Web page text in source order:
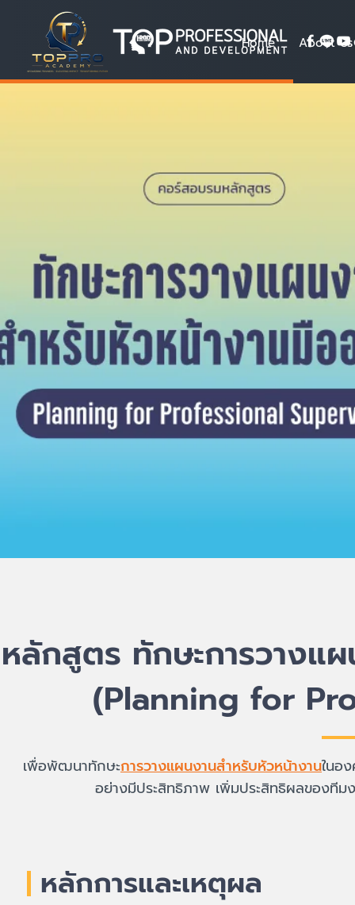
Home About Us
หลักสูตร ทักษะการวางแ
(Planning for
เพื่อพัฒนาทักษะการวางแผนงานสำหรับหัวหน้างานในอ
อย่างมีประสิทธิภาพ เพิ่มประสิทธิผลของทีม
หลักการและเหตุผล